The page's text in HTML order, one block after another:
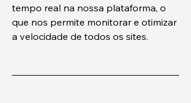
tempo real na nossa plataforma, o
que nos permite monitorar e otimizar
a velocidade de todos os sites.